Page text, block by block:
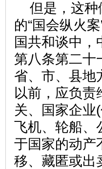
但是，这
的“国会纵火
国共和谈中
第八条第二十
省、市、县地
以前，应负
关、国家企业
飞机、轮船、
于国家的动产
移、藏匿或